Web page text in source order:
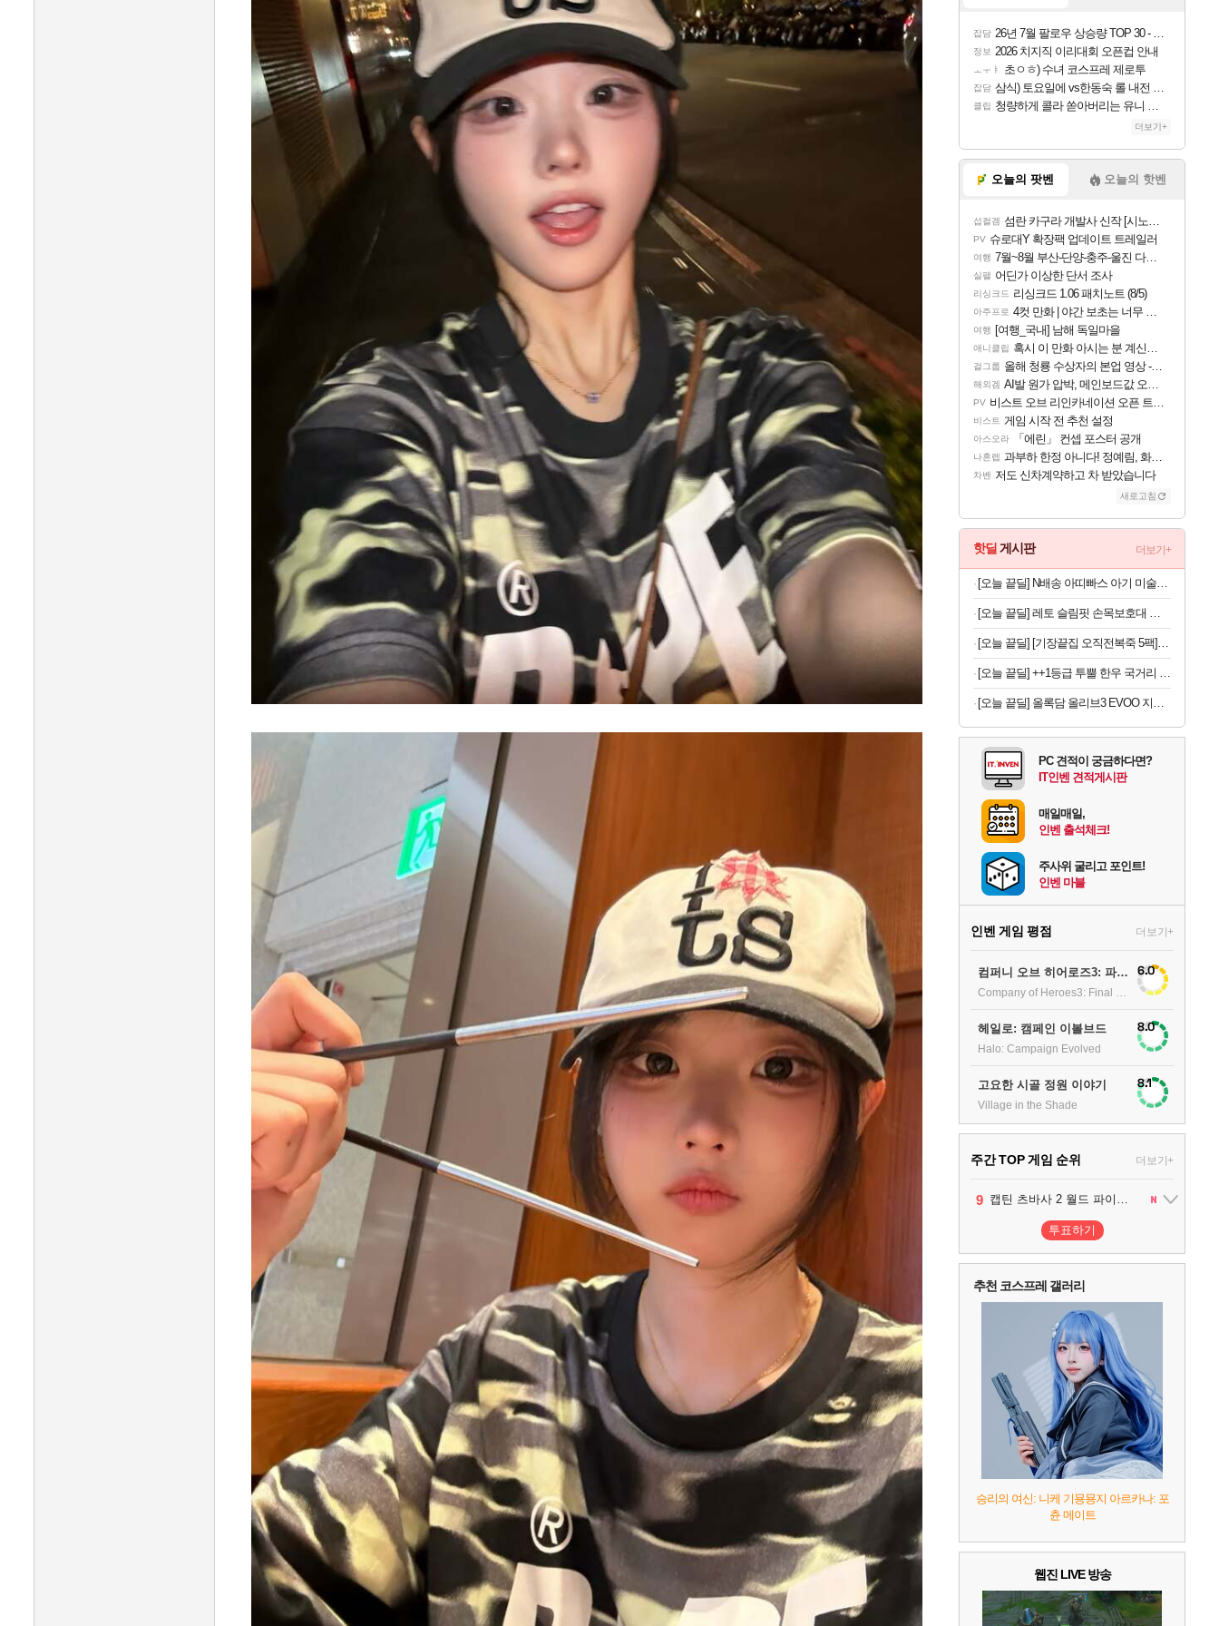
잡담 26년 7월 팔로우 상승량 TOP 30 - 월간 치지직
정보 2026 치지직 이리대회 오픈컵 안내
ㅗㅜㅑ 초ㅇㅎ) 수녀 코스프레 제로투
잡담 삼식) 토요일에 vs한동숙 롤 내전 예정
클립 청량하게 콜라 쏟아버리는 유니 ㅋㅋㅋ
더보기+
오늘의 팟벤 오늘의 핫벤
섭컬겜 섬란 카구라 개발사 신작 [시노비 넥서스] 연내 출시 예정
PV 슈로대Y 확장팩 업데이트 트레일러
여행 7월~8월 부산-단양-충주-울진 다녀왔어요~
실팰 어딘가 이상한 단서 조사
리싱크드 리싱크드 1.06 패치노트 (8/5)
아주프로 4컷 만화 | 야간 보초는 너무 힘들어
여행 [여행_국내] 남해 독일마을
애니클립 혹시 이 만화 아시는 분 계신가요
걸그룹 올해 청룡 수상자의 본업 영상 - 스테이씨 윤
해외겜 AI발 원가 압박, 메인보드값 오르나
PV 비스트 오브 리인카네이션 오픈 트레일러
비스트 게임 시작 전 추천 설정
아스오라 「에린」 컨셉 포스터 공개
나혼렙 과부하 한정 아니다! 정예림, 화속성 서포터 세대 교체
차벤 저도 신차계약하고 차 받았습니다
새로고침
핫딜 게시판 더보기+
[오늘 끝딜] N배송 아띠빠스 아기 미술가운 유아 전신 촉감놀이 문센 방수 앞치마 모래놀이옷 아띠베어 S
[오늘 끝딜] 레토 슬림핏 손목보호대 헬스 팔목 얇은 아대 밴드 LSL-WB07
[오늘 끝딜] [기장끝집 오직전복죽 5팩] 전복내장 간편 밀키트 영양식 아침식사대용
[오늘 끝딜] ++1등급 투뿔 한우 국거리 국내산 소고기 양지머리 설도 냉장 생고기 600g, 1kg, 2kg 대용량
[오늘 끝딜] 올록담 올리브3 EVOO 지중해 올리브오일 캡슐 올리브유 3개월분
PC 견적이 궁금하다면?
IT인벤 견적게시판
매일매일,
인벤 출석체크!
주사위 굴리고 포인트!
인벤 마블
인벤 게임 평점 더보기+
컴퍼니 오브 히어로즈3: 파이널 스탠드 6.0
헤일로: 캠페인 이볼브드
Halo: Campaign Evolved
8.0
고요한 시골 정원 이야기
Village in the Shade
8.1
주간 TOP 게임 순위 더보기+
1 팰월드
2 어쌔신 크리드: 블랙 플래그 리싱크드 1
3 프로야구스피리츠2026 2
4 드래곤소드 : 어웨이크닝 2
5 블라인드 삼국 1
6 그랑블루 판타지 리링크 - 엔드리스 라그나로크 1
7 리듬 천국 미라클 스타즈 2
8 헤일로: 캠페인 이볼브드 2
9 캡틴 츠바사 2 월드 파이터즈
10 레고 배트맨: 레거시 오브 더 다크 나이트
투표하기
추천 코스프레 갤러리
승리의 여신: 니케 기묭묭지 아르카나: 포
츈 메이트
웹진 LIVE 방송